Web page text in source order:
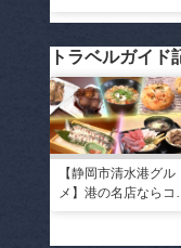
トラベルガイド
【静岡市清水港グル
メ】港の名店ならコ